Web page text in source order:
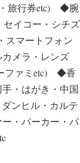
・旅行券etc) ◆腕
イコー・シチズ
マートフォン
メラ・レンズ
ファミetc) ◆香
・はがき・中国
ンヒル・カルテ
・パーカー・パ